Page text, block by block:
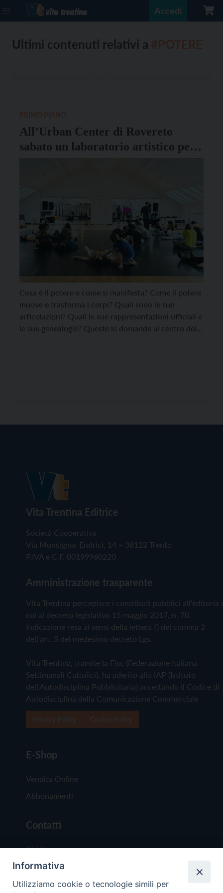
Accedi
Ultimi contenuti relativi a
All’Urban Center di Rovereto
sabato un laboratorio artistico per
sondare il concetto di potere
Cosa è il potere e come si manifesta? Come il potere
muove e trasforma i corpi? Quali sono le sue
articolazioni? Quali le sue rappresentazioni ufficiali e
le sue genealogie? Queste le domande al centro del
Vita Trentina Editrice
Società Cooperativa
Via Monsignor Endrici, 14 – 38122 Trento
P.IVA e C.F. 00199960220
Amministrazione trasparente
Vita Trentina percepisce i contributi pubblici all'editoria
cui al decreto legislativo 15 maggio 2017, n. 70.
Indicazione resa ai sensi della lettera f) del comma 2
dell'art. 5 del medesimo decreto Lgs.
Vita Trentina, tramite la Fisc (Federazione Italiana
Settimanali Cattolici), ha aderito allo IAP (Istituto
dell'Autodisciplina Pubblicitaria) accettando il Codice di
Autodisciplina della Comunicazione Commerciale
E-Shop
Vendita Online
Abbonamenti
Contatti
Chi Siamo
Redazione
Scrivici
Informativa
Utilizziamo cookie o tecnologie simili per